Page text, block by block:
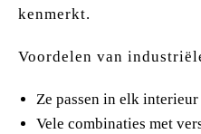
kenmerkt.
Voordelen van
Ze passen in elk interieur
Vele combinaties met